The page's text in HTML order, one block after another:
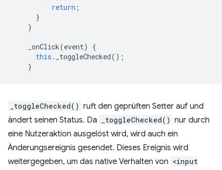
return ;
}
}
_onClick(event)
{
this . _toggleChecked();
}
_toggleChecked() ruft den geprüften Setter auf und
ändert seinen Status. Da
_toggleChecked() nur durch
eine Nutzeraktion ausgelöst wird, wird auch ein
Änderungsereignis gesendet. Dieses Ereignis wird
weitergegeben, um das native Verhalten von <input